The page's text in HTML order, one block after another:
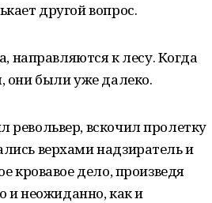
другой вопрос.
направляются к лесу. Когда
они были уже далеко.
вскочил пролетку
верхами надзиратель и
кровавое дело, произведя
и неожиданно, как и